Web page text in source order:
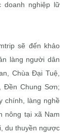
doanh nghiệp lữ
sẽ đến khảo
làng người dân
Chùa Đại Tuệ,
Đền Chung Sơn;
chính, làng nghề
nông tại xã Nam
du thuyền ngược